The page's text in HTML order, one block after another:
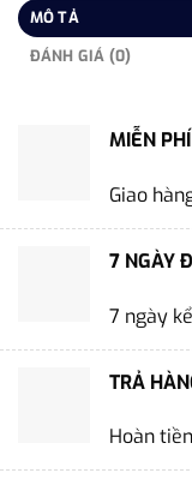
MÔ TẢ
ĐÁNH GIÁ (0)
MIỄN
Giao
7 NGÀY
7 ngày
TRẢ
Hoàn